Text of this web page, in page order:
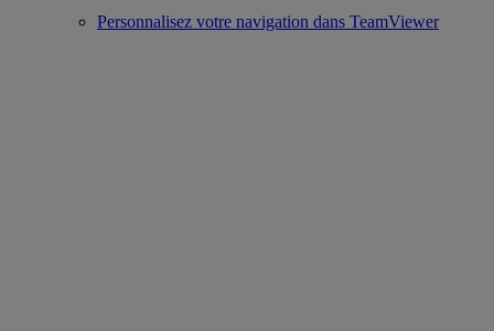
Personnalisez votre navigation dans TeamViewer